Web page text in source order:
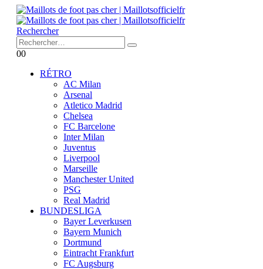
Rechercher
00
RÉTRO
AC Milan
Arsenal
Atletico Madrid
Chelsea
FC Barcelone
Inter Milan
Juventus
Liverpool
Marseille
Manchester United
PSG
Real Madrid
BUNDESLIGA
Bayer Leverkusen
Bayern Munich
Dortmund
Eintracht Frankfurt
FC Augsburg